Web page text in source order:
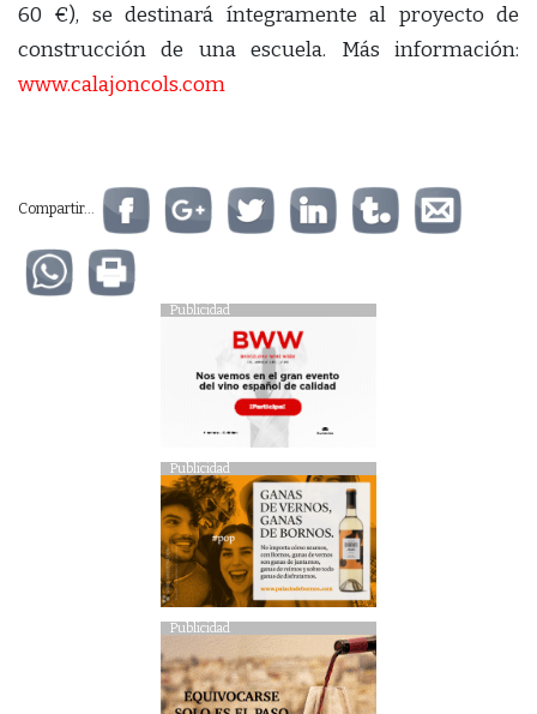
60 €), se destinará íntegramente al proyecto de
construcción de una escuela. Más información:
www.calajoncols.com
Compartir...
Publicidad
Publicidad
Publicidad